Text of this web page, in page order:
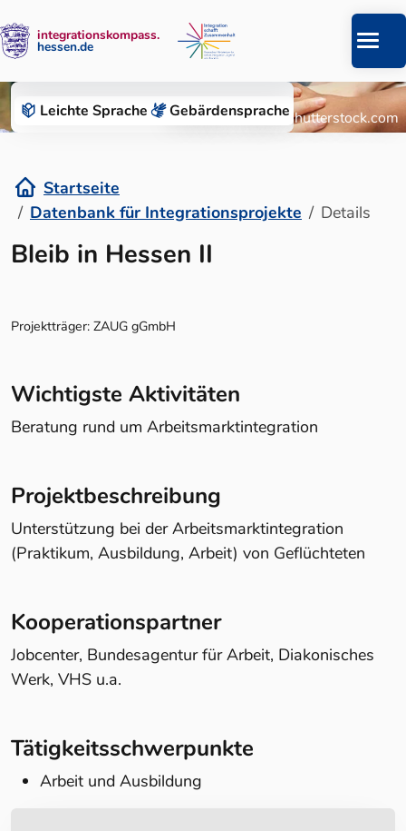
Leichte Sprache Gebärden­sprache
Zum Inhalt springen
integrationskompass.
hessen.de
Datenbank für Integrationsprojekte
© Roman Chazov/Shutterstock.com
Startseite
Datenbank für Integrationsprojekte
Details
Details
Bleib in Hessen II
Projektträger: ZAUG gGmbH
Wichtigste Aktivitäten
Beratung rund um Arbeitsmarktintegration
Projektbeschreibung
Unterstützung bei der Arbeitsmarktintegration
(Praktikum, Ausbildung, Arbeit) von Geflüchteten
Kooperationspartner
Jobcenter, Bundesagentur für Arbeit, Diakonisches
Werk, VHS u.a.
Tätigkeitsschwerpunkte
Arbeit und Ausbildung